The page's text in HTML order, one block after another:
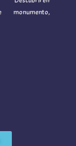
monumento, uno de los